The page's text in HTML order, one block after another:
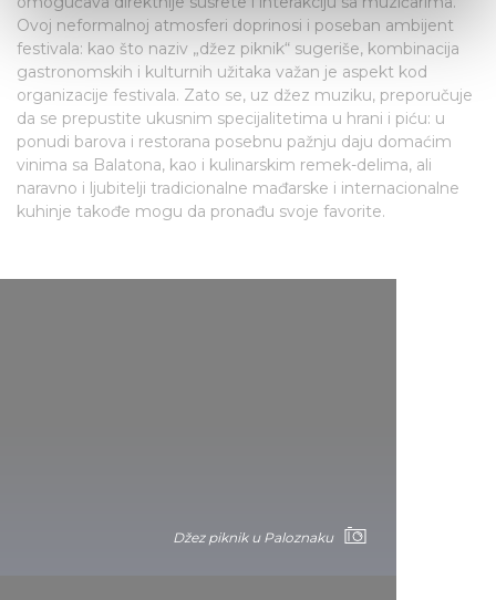
and set your preferences in thedetails section.
We use cookies to personalise content and ads, to
provide social media features and to analyse our traffic.
We also share information about your use of our site with
our social media, advertising and analytics partners who
may combine it with other information that you’ve
provided to them or that they’ve collected from your use
Ovoj neformalnoj atmosferi doprinosi i poseban ambijent
festivala: kao što naziv „džez piknik“ sugeriše, kombinacija
gastronomskih i kulturnih užitaka važan je aspekt kod
organizacije festivala. Zato se, uz džez muziku, preporučuje
da se prepustite ukusnim specijalitetima u hrani i piću: u
ponudi barova i restorana posebnu pažnju daju domaćim
vinima sa Balatona, kao i kulinarskim remek-delima, ali
naravno i ljubitelji tradicionalne mađarske i internacionalne
kuhinje takođe mogu da pronađu svoje favorite.
Džez piknik u Paloznaku